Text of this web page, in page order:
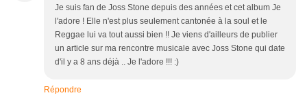
Je suis fan de Joss Stone depuis des années et cet album Je
l'adore ! Elle n'est plus seulement cantonée à la soul et le
Reggae lui va tout aussi bien !! Je viens d'ailleurs de publier
un article sur ma rencontre musicale avec Joss Stone qui date
d'il y a 8 ans déjà .. Je l'adore !!! :)
Répondre